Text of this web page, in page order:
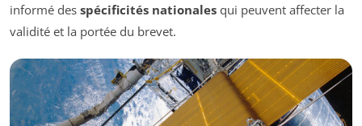
informé des spécificités nationales qui peuvent affecter la
validité et la portée du brevet.